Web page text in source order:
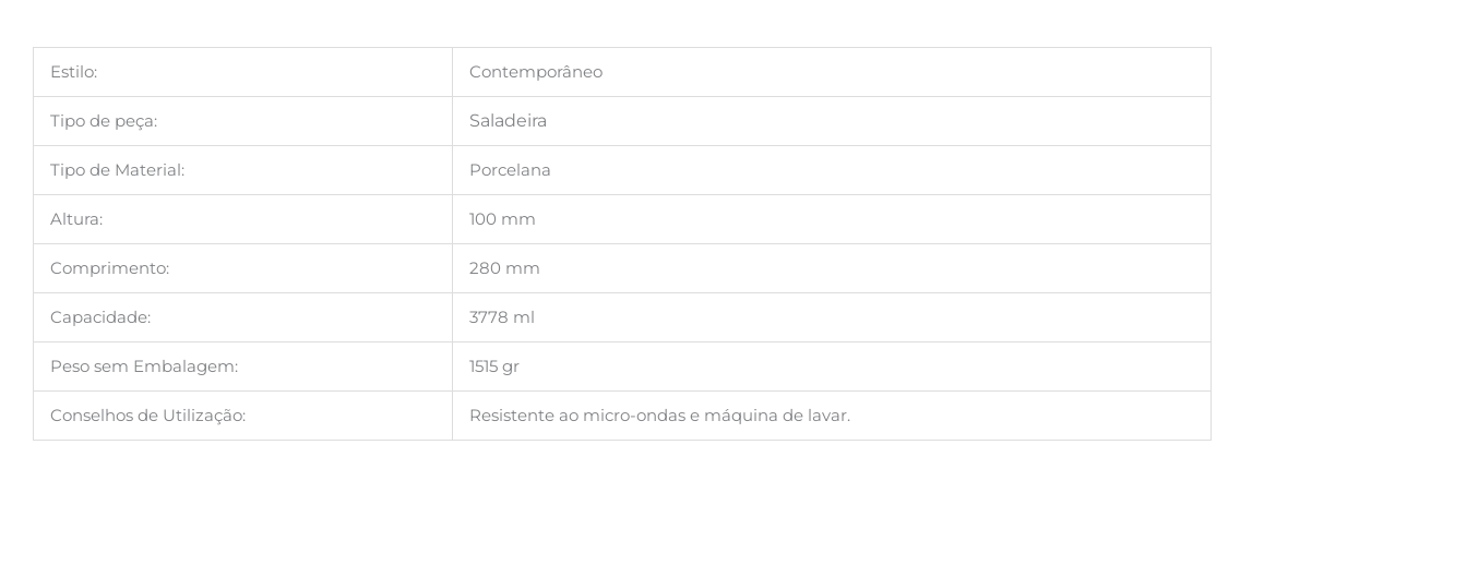
Estilo: Contemporâneo
Tipo de peça: Saladeira
Tipo de Material: Porcelana
Altura: 100 mm
Comprimento: 280 mm
Capacidade: 3778 ml
Peso sem Embalagem: 1515 gr
Conselhos de Utilização: Resistente ao micro-ondas e máquina de lavar.